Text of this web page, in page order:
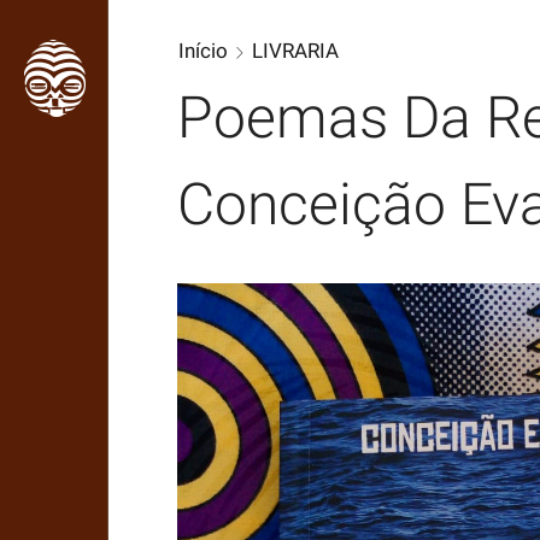
Início LIVRARIA
Poemas Da
Conceição